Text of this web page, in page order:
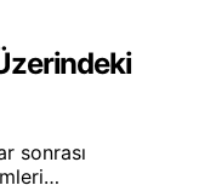
sonrası